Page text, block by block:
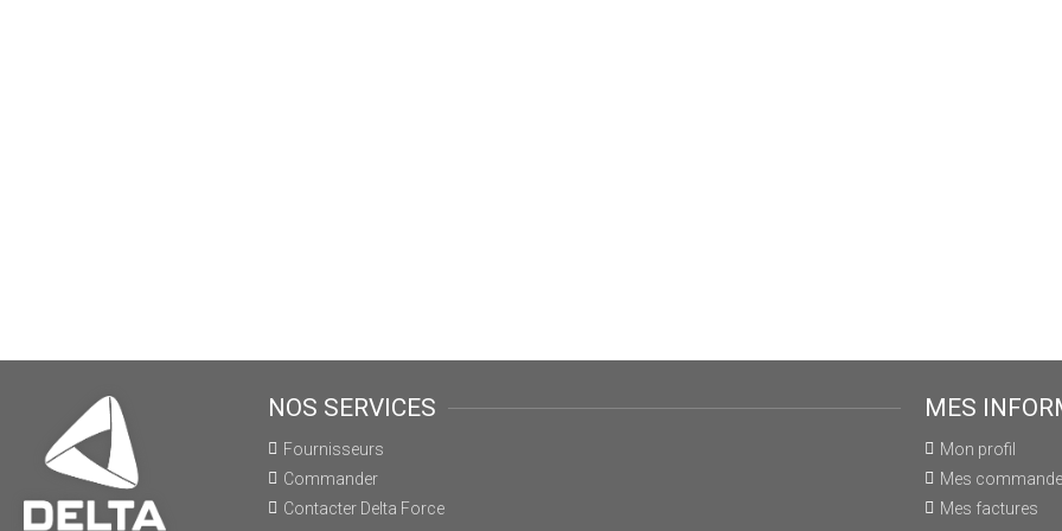
NOS SERVICES
Fournisseurs
Commander
Contacter Delta Force
MES
Mon profil
Mes
Mes factures